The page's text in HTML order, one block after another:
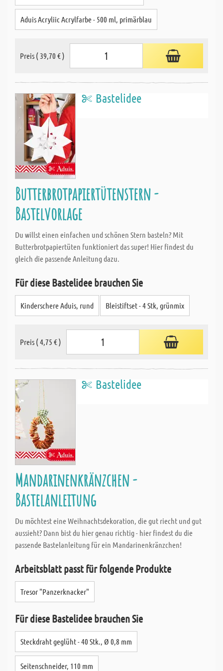
Aduis Acryliic Acrylfarbe - 500 ml, primärblau
Preis ( 39,70 € )
Bastelidee
Butterbrotpapiertütenstern -
Bastelvorlage
Du willst einen einfachen und schönen Stern basteln? Mit
Butterbrotpapiertüten funktioniert das super! Hier findest du
gleich die passende Anleitung dazu.
Für diese Bastelidee brauchen Sie
Kinderschere Aduis, rund Bleistiftset - 4 Stk, grünmix
Preis ( 4,75 € )
Bastelidee
Mandarinenkränzchen -
Bastelanleitung
Du möchtest eine Weihnachtsdekoration, die gut riecht und gut
aussieht? Dann bist du hier genau richtig - hier findest du die
passende Bastelanleitung für ein Mandarinenkränzchen!
Arbeitsblatt passt für folgende Produkte
Tresor "Panzerknacker"
Für diese Bastelidee brauchen Sie
Steckdraht geglüht - 40 Stk., Ø 0,8 mm
Seitenschneider, 110 mm